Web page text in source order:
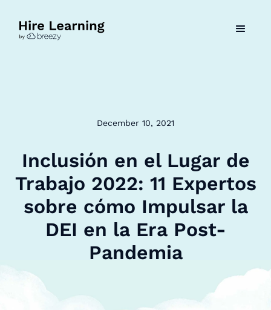
December 10, 2021
Inclusión en el Lugar de
Trabajo 2022: 11 Expertos
sobre cómo Impulsar la
DEI en la Era Post-
Pandemia